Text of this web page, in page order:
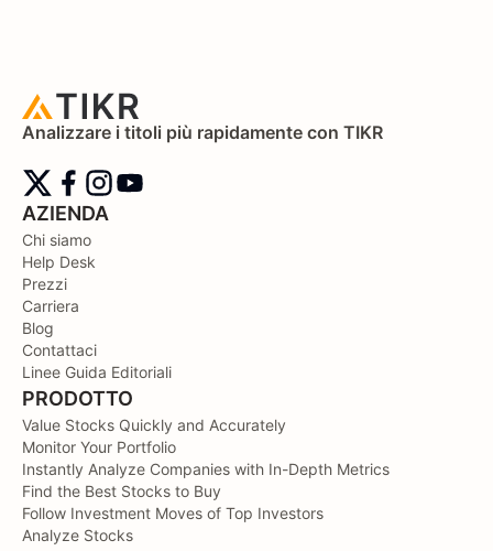
Analizzare i titoli più rapidamente con TIKR
AZIENDA
Chi siamo
Help Desk
Prezzi
Carriera
Blog
Contattaci
Linee Guida Editoriali
PRODOTTO
Value Stocks Quickly and Accurately
Monitor Your Portfolio
Instantly Analyze Companies with In-Depth Metrics
Find the Best Stocks to Buy
Follow Investment Moves of Top Investors
Analyze Stocks